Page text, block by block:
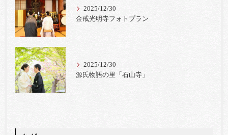
2025/12/30
金戒光明寺フォトプラン
2025/12/30
源氏物語の里「石山寺」